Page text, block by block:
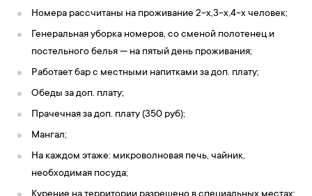
Номера рассчитаны на проживание 2-х,3-х,4-х человек;
Генеральная уборка номеров, со сменой полотенец и
постельного белья — на пятый день проживания;
Работает бар с местными напитками за доп. плату;
Обеды за доп. плату;
Прачечная за доп. плату (350 руб);
Мангал;
На каждом этаже: микроволновая печь, чайник,
необходимая посуда;